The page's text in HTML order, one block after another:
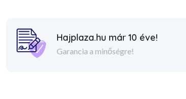
Hajplaza.hu már 10 éve!
Garancia a minőségre!